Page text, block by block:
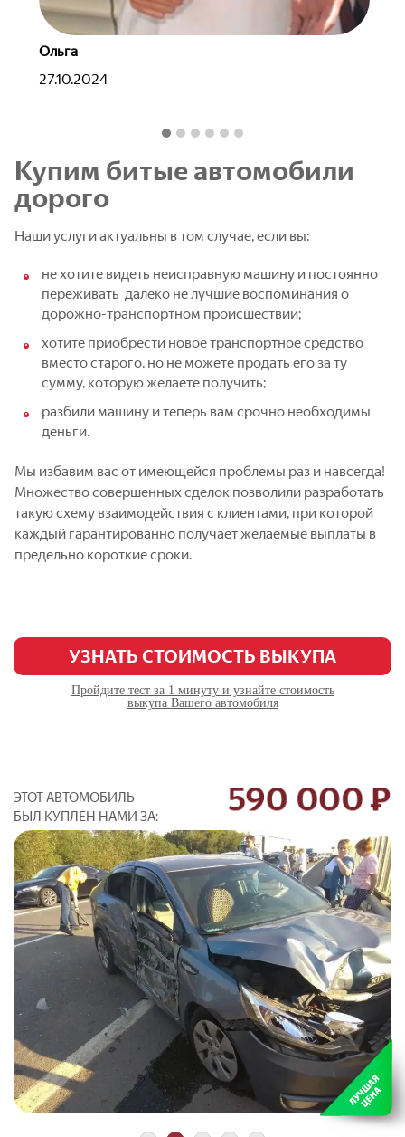
Ольга
27.10.2024
Купим битые автомобили
дорого
Наши услуги актуальны в том случае, если вы:
не хотите видеть неисправную машину и постоянно
переживать далеко не лучшие воспоминания о
дорожно-транспортном происшествии;
хотите приобрести новое транспортное средство
вместо старого, но не можете продать его за ту
сумму, которую желаете получить;
разбили машину и теперь вам срочно необходимы
деньги.
Мы избавим вас от имеющейся проблемы раз и навсегда!
Множество совершенных сделок позволили разработать
такую схему взаимодействия с клиентами, при которой
каждый гарантированно получает желаемые выплаты в
предельно короткие сроки.
УЗНАТЬ СТОИМОСТЬ ВЫКУПА
Пройдите тест за 1 минуту и узнайте стоимость
выкупа Вашего автомобиля
ЭТОТ АВТОМОБИЛЬ
БЫЛ КУПЛЕН НАМИ ЗА:
590 000 Р